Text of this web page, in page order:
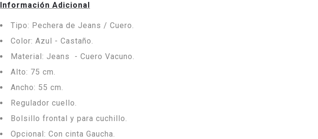
Información Adicional
Tipo: Pechera de Jeans / Cuero.
Color: Azul - Castaño.
Material: Jeans - Cuero Vacuno.
Alto: 75 cm.
Ancho: 55 cm.
Regulador cuello.
Bolsillo frontal y para cuchillo.
Opcional: Con cinta Gaucha.